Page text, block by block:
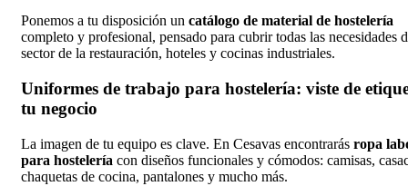
Ponemos a tu disposición un catálogo de material de hostelería
completo y profesional, pensado para cubrir todas las necesidades
sector de la restauración, hoteles y cocinas industriales.
Uniformes de trabajo para hostelería: viste de
tu negocio
La imagen de tu equipo es clave. En Cesavas encontrarás ropa
para hostelería con diseños funcionales y cómodos: camisas,
chaquetas de cocina, pantalones y mucho más.